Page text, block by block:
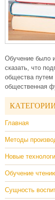
Обучение было
сказать, что
общества путем
общественная
Главная
Методы
Новые
Обучение
Сущность